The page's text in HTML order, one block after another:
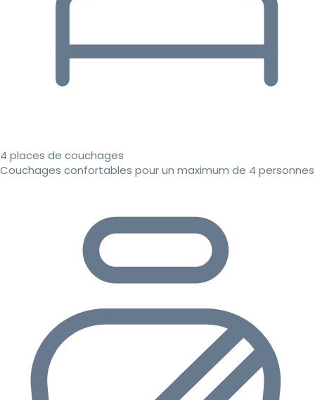
4 places de couchages
Couchages confortables pour un maximum de 4 personnes